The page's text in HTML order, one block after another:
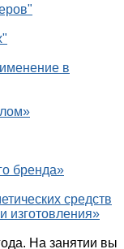
в
бренда»
средств
изготовления»
На занятии вы